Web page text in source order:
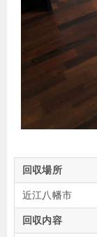
回収場所
近江八幡市
回収内容